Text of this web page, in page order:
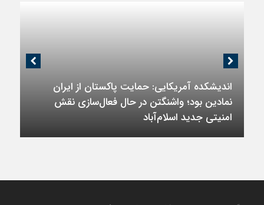
اندیشکده آمریکایی: حمایت پاکستان از ایران
نمادین بود؛ واشنگتن در حال فعال‌سازی نقش
امنیتی جدید اسلام‌آباد